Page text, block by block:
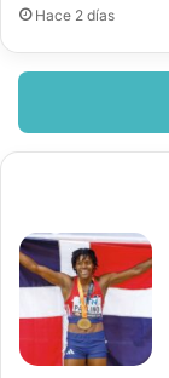
Hace 2 días